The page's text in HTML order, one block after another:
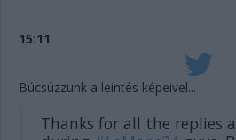
15:11
Búcsúzzunk a leintés képeivel...
Thanks for all the replies